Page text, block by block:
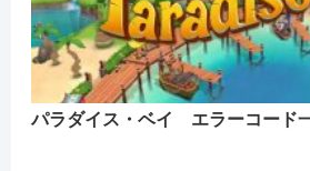
パラダイス・ベイ エラーコード